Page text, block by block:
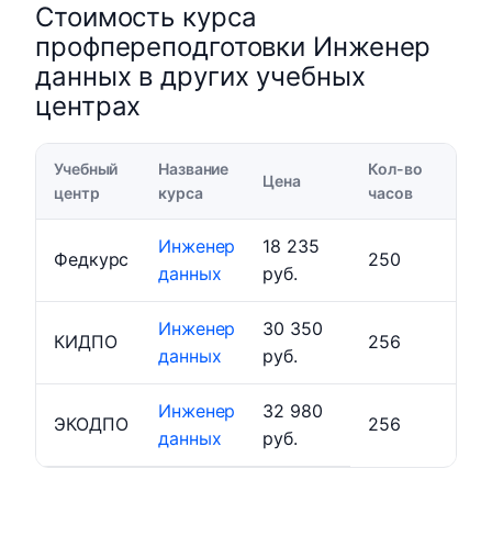
Стоимость курса
профпереподготовки Инженер
данных в других учебных
центрах
Учебный
центр
Название
курса
Цена
Кол-во
часов
Федкурс
Инженер
данных
18 235
руб.
250
КИДПО
Инженер
данных
30 350
руб.
256
ЭКОДПО
Инженер
данных
32 980
руб.
256